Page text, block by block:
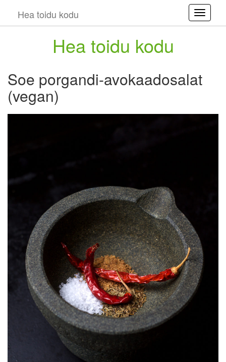
Hea toidu kodu
Hea toidu kodu
Soe porgandi-avokaadosalat
(vegan)